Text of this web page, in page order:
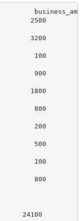
2500
3200
100
900
1800
800
200
500
100
800
24100